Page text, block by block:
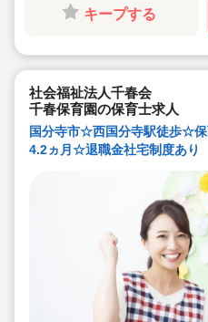
キープする
社会福祉法人千春会
千春保育園の保育士求人
国分寺市☆西国分寺駅徒歩☆
4.2ヵ月☆退職金社宅制度あり